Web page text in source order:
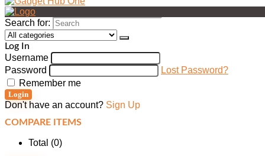
Search for:
Log In
Username
Password
Lost Password?
Remember me
Login
Don't have an account? Sign Up
COMPARE ITEMS
Total (0)